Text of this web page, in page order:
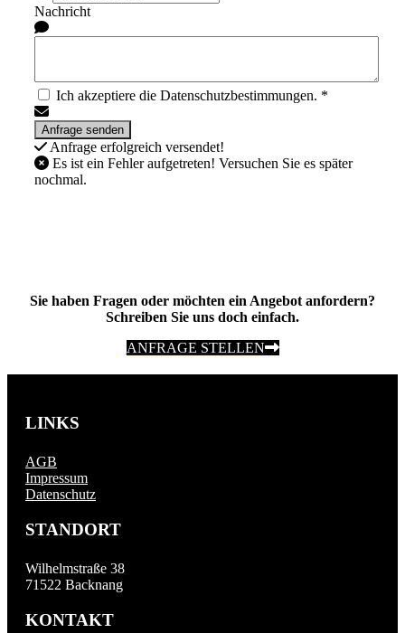
Nachricht
Ich akzeptiere die Datenschutzbestimmungen. *
Anfrage erfolgreich versendet!
Es ist ein Fehler aufgetreten! Versuchen Sie es später
nochmal.
Sie haben Fragen oder möchten ein Angebot anfordern?
Schreiben Sie uns doch einfach.
ANFRAGE STELLEN
LINKS
AGB
Impressum
Datenschutz
STANDORT
Wilhelmstraße 38
71522 Backnang
KONTAKT